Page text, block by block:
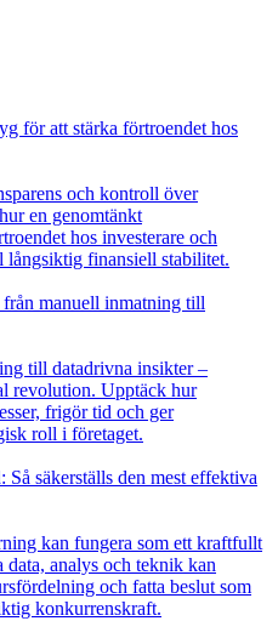
för att stärka förtroendet hos
och kontroll över
en genomtänkt
hos investerare och
finansiell stabilitet.
manuell inmatning till
till datadrivna insikter –
revolution. Upptäck hur
frigör tid och ger
roll i företaget.
säkerställs den mest effektiva
kan fungera som ett kraftfullt
data, analys och teknik kan
och fatta beslut som
konkurrenskraft.